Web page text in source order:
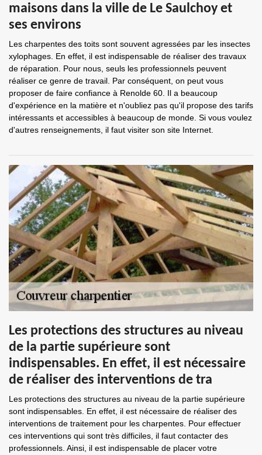
maisons dans la ville de Le Saulchoy et
ses environs
Les charpentes des toits sont souvent agressées par les insectes
xylophages. En effet, il est indispensable de réaliser des travaux
de réparation. Pour nous, seuls les professionnels peuvent
réaliser ce genre de travail. Par conséquent, on peut vous
proposer de faire confiance à Renolde 60. Il a beaucoup
d'expérience en la matière et n'oubliez pas qu'il propose des tarifs
intéressants et accessibles à beaucoup de monde. Si vous voulez
d'autres renseignements, il faut visiter son site Internet.
Les protections des structures au niveau
de la partie supérieure sont
indispensables. En effet, il est nécessaire
de réaliser des interventions de tra
Les protections des structures au niveau de la partie supérieure
sont indispensables. En effet, il est nécessaire de réaliser des
interventions de traitement pour les charpentes. Pour effectuer
ces interventions qui sont très difficiles, il faut contacter des
professionnels. Ainsi, il est indispensable de placer votre